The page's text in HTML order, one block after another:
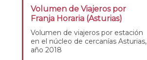
Volumen de Viajeros por
Franja Horaria (Asturias)
Volumen de viajeros por estación
en el núcleo de cercanías Asturias,
año 2018